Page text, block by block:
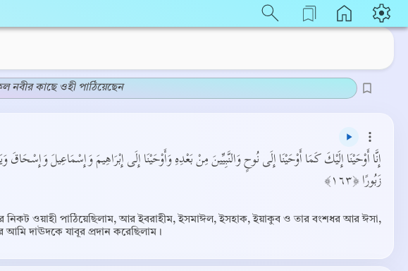
নবীর কাছে ওহী পাঠিয়েছেন
إِنَّا أَوْحَيْنَا إِلَيْكَ كَمَا أَوْحَيْنَا إِلَى نُوحٍ وَالنَّبِيِّينَ مِنْ بَعْدِهِ وَأَوْحَيْنَا إِلَى إِبْرَاهِيمَ وَإِسْمَاعِيلَ
زَبُورًا ﴿١٦٣﴾
নিকট ওয়াহী পাঠিয়েছিলাম, আর ইবরাহীম, ইসমাঈল, ইসহাক, ইয়াকুব ও তার বংশধর আর ঈসা,
দাঊদকে যাবূর প্রদান করেছিলাম।